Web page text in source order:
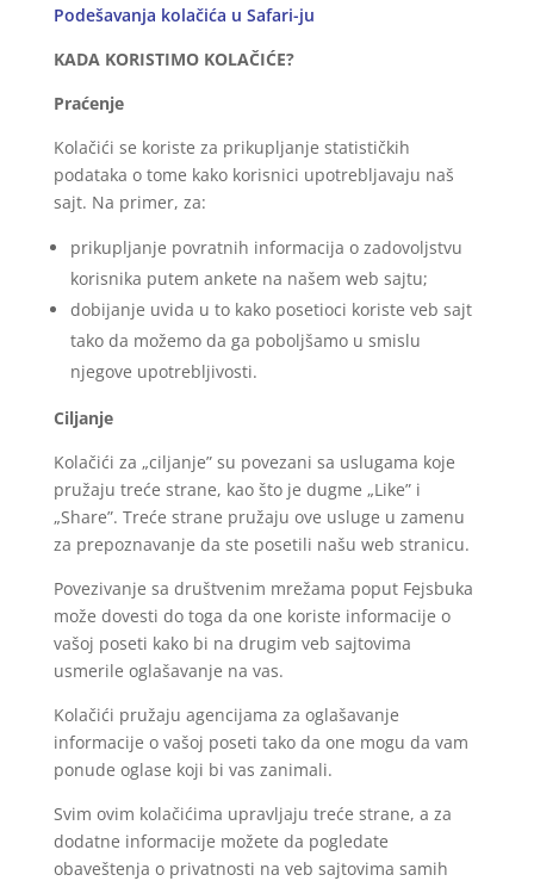
Podešavanja kolačića u Safari-ju
KADA KORISTIMO KOLAČIĆE?
Praćenje
Kolačići se koriste za prikupljanje statističkih
podataka o tome kako korisnici upotrebljavaju naš
sajt. Na primer, za:
prikupljanje povratnih informacija o zadovoljstvu
korisnika putem ankete na našem web sajtu;
dobijanje uvida u to kako posetioci koriste veb sajt
tako da možemo da ga poboljšamo u smislu
njegove upotrebljivosti.
Ciljanje
Kolačići za „ciljanje” su povezani sa uslugama koje
pružaju treće strane, kao što je dugme „Like” i
„Share”. Treće strane pružaju ove usluge u zamenu
za prepoznavanje da ste posetili našu web stranicu.
Povezivanje sa društvenim mrežama poput Fejsbuka
može dovesti do toga da one koriste informacije o
vašoj poseti kako bi na drugim veb sajtovima
usmerile oglašavanje na vas.
Kolačići pružaju agencijama za oglašavanje
informacije o vašoj poseti tako da one mogu da vam
ponude oglase koji bi vas zanimali.
Svim ovim kolačićima upravljaju treće strane, a za
dodatne informacije možete da pogledate
obaveštenja o privatnosti na veb sajtovima samih